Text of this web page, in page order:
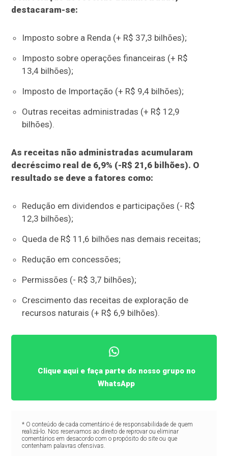
destacaram-se:
Imposto sobre a Renda (+ R$ 37,3 bilhões);
Imposto sobre operações financeiras (+ R$
13,4 bilhões);
Imposto de Importação (+ R$ 9,4 bilhões);
Outras receitas administradas (+ R$ 12,9
bilhões).
As receitas não administradas acumularam
decréscimo real de 6,9% (-R$ 21,6 bilhões). O
resultado se deve a fatores como:
Redução em dividendos e participações (- R$
12,3 bilhões);
Queda de R$ 11,6 bilhões nas demais receitas;
Redução em concessões;
Permissões (- R$ 3,7 bilhões);
Crescimento das receitas de exploração de
recursos naturais (+ R$ 6,9 bilhões).
Clique aqui e faça parte do nosso grupo no
WhatsApp
* O conteúdo de cada comentário é de responsabilidade de quem
realizá-lo. Nos reservamos ao direito de reprovar ou eliminar
comentários em desacordo com o propósito do site ou que
contenham palavras ofensivas.